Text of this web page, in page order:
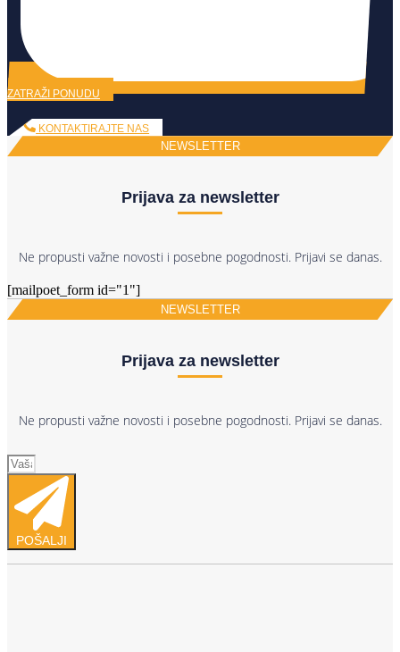
ZATRAŽI PONUDU
KONTAKTIRAJTE NAS
NEWSLETTER
Prijava za newsletter
Ne propusti važne novosti i posebne pogodnosti. Prijavi se danas.
[mailpoet_form id="1"]
NEWSLETTER
Prijava za newsletter
Ne propusti važne novosti i posebne pogodnosti. Prijavi se danas.
POŠALJI